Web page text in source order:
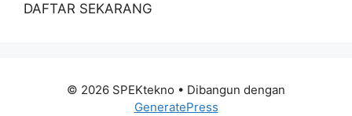
DAFTAR SEKARANG
© 2026 SPEKtekno • Dibangun dengan
GeneratePress